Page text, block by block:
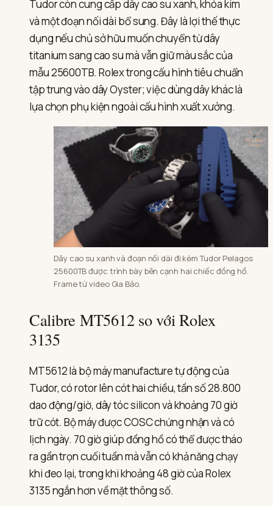
Tudor còn cung cấp dây cao su xanh, khóa kim
và một đoạn nối dài bổ sung. Đây là lợi thế thực
dụng nếu chủ sở hữu muốn chuyển từ dây
titanium sang cao su mà vẫn giữ màu sắc của
mẫu 25600TB. Rolex trong cấu hình tiêu chuẩn
tập trung vào dây Oyster; việc dùng dây khác là
lựa chọn phụ kiện ngoài cấu hình xuất xưởng.
Dây cao su xanh và đoạn nối dài đi kèm Tudor Pelagos
25600TB được trình bày bên cạnh hai chiếc đồng hồ.
Frame từ video Gia Bảo.
Calibre MT5612 so với Rolex
3135
MT5612 là bộ máy manufacture tự động của
Tudor, có rotor lên cót hai chiều, tần số 28.800
dao động/giờ, dây tóc silicon và khoảng 70 giờ
trữ cót. Bộ máy được COSC chứng nhận và có
lịch ngày. 70 giờ giúp đồng hồ có thể được tháo
ra gần trọn cuối tuần mà vẫn có khả năng chạy
khi đeo lại, trong khi khoảng 48 giờ của Rolex
3135 ngắn hơn về mặt thông số.